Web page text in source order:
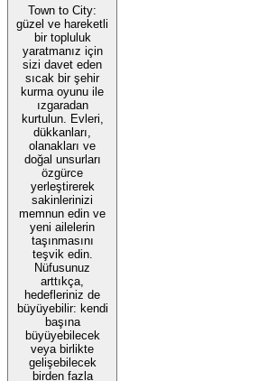
Town to City:
güzel ve hareketli
bir topluluk
yaratmanız için
sizi davet eden
sıcak bir şehir
kurma oyunu ile
ızgaradan
kurtulun. Evleri,
dükkanları,
olanakları ve
doğal unsurları
özgürce
yerleştirerek
sakinlerinizi
memnun edin ve
yeni ailelerin
taşınmasını
teşvik edin.
Nüfusunuz
arttıkça,
hedefleriniz de
büyüyebilir: kendi
başına
büyüyebilecek
veya birlikte
gelişebilecek
birden fazla